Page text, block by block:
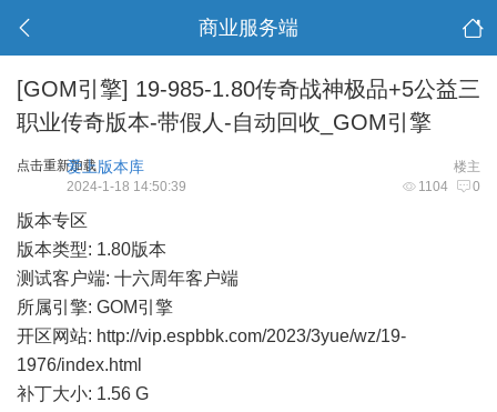
商业服务端
[GOM引擎] 19-985-1.80传奇战神极品+5公益三
职业传奇版本-带假人-自动回收_GOM引擎
点击重新加载 楼主
爱上版本库
1104 0
2024-1-18 14:50:39
版本专区
版本类型: 1.80版本
测试客户端: 十六周年客户端
所属引擎: GOM引擎
开区网站: http://vip.espbbk.com/2023/3yue/wz/19-
1976/index.html
补丁大小: 1.56 G